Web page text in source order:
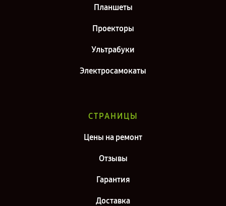
Планшеты
Проекторы
Ультрабуки
Электросамокаты
СТРАНИЦЫ
Цены на ремонт
Отзывы
Гарантия
Доставка